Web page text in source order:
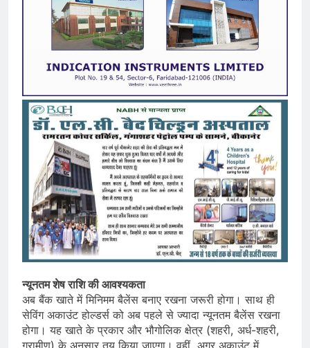
न्यूनतम शेष राशि की आवश्यकता
अब बैंक खाते में मिनिमम बैलेंस बनाए रखना जरूरी होगा। साथ ही
सेविंग अकाउंट होल्डर्स को अब पहले से ज्यादा न्यूनतम बैलेंस रखना
होगा। यह खाते के प्रकार और भौगोलिक क्षेत्र (शहरी, अर्ध-शहरी,